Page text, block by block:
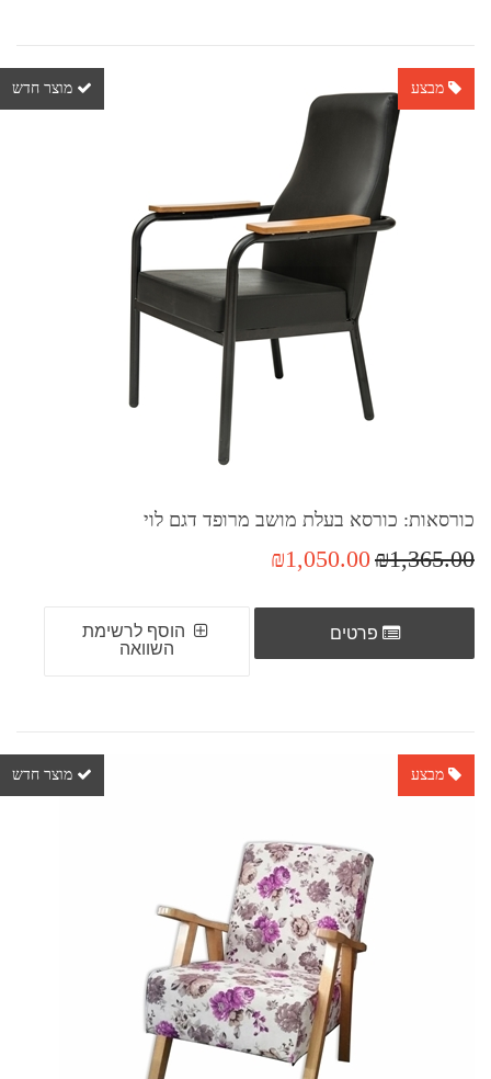
מוצר חדש מבצע
כורסאות: כורסא בעלת מושב מרופד דגם לוי
₪1,365.00
₪1,050.00
פרטים
הוסף לרשימת
השוואה
מוצר חדש מבצע